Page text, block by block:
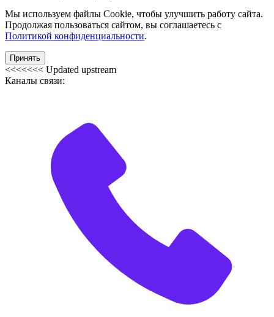
Мы используем файлы Cookie, чтобы улучшить работу сайта.
Продолжая пользоваться сайтом, вы соглашаетесь с
Политикой конфиденциальности.
Принять
<<<<<<< Updated upstream
Каналы связи: